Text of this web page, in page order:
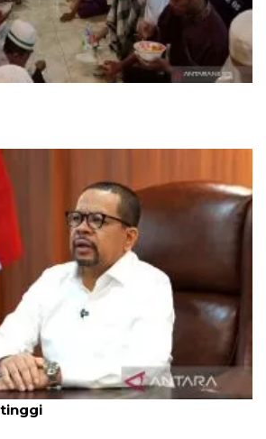
sop daging sapi habis setiap
tak puas diri meski tingkat